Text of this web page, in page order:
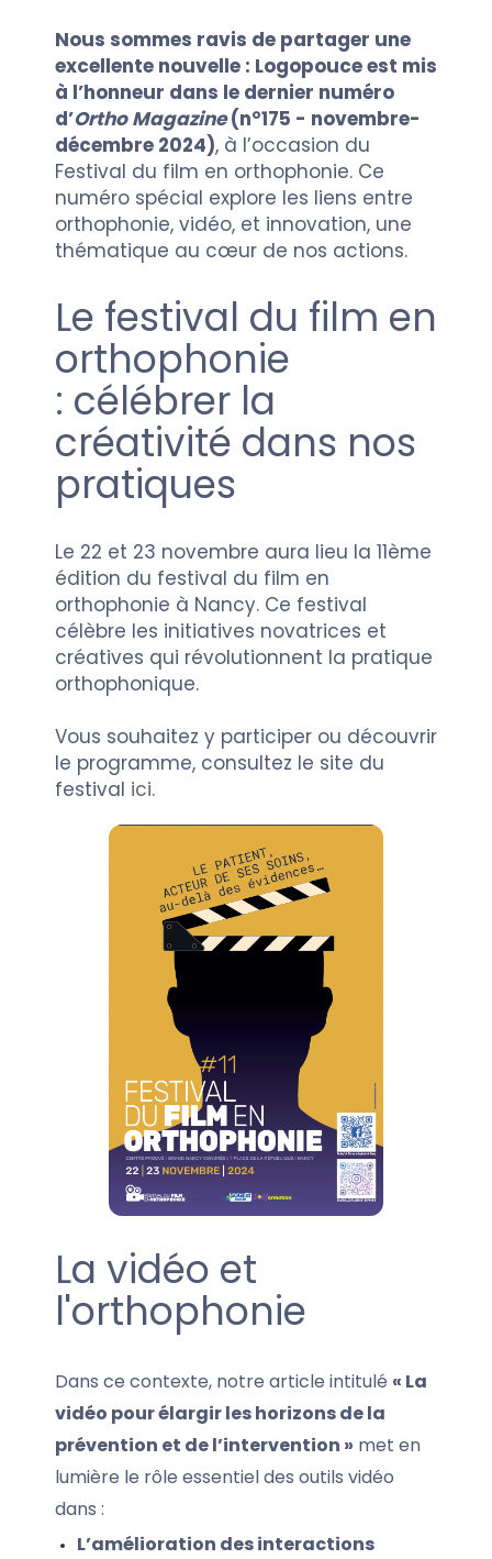
Nous sommes ravis de partager une
excellente nouvelle : Logopouce est mis
à l’honneur dans le dernier numéro
d’Ortho Magazine(n°175 - novembre-
décembre 2024), à l’occasion du
Festival du film en orthophonie. Ce
numéro spécial explore les liens entre
orthophonie, vidéo, et innovation, une
thématique au cœur de nos actions.
Le festival du film en
orthophonie
: célébrer la
créativité dans nos
pratiques
Le 22 et 23 novembre aura lieu la 11ème
édition du festival du film en
orthophonie à Nancy. Ce festival
célèbre les initiatives novatrices et
créatives qui révolutionnent la pratique
orthophonique.
Vous souhaitez y participer ou découvrir
le programme, consultez le site du
festival ici.
La vidéo et
l'orthophonie
Dans ce contexte, notre article intitulé « La
vidéo pour élargir les horizons de la
prévention et de l’intervention » met en
lumière le rôle essentiel des outils vidéo
dans :
L’amélioration des interactions